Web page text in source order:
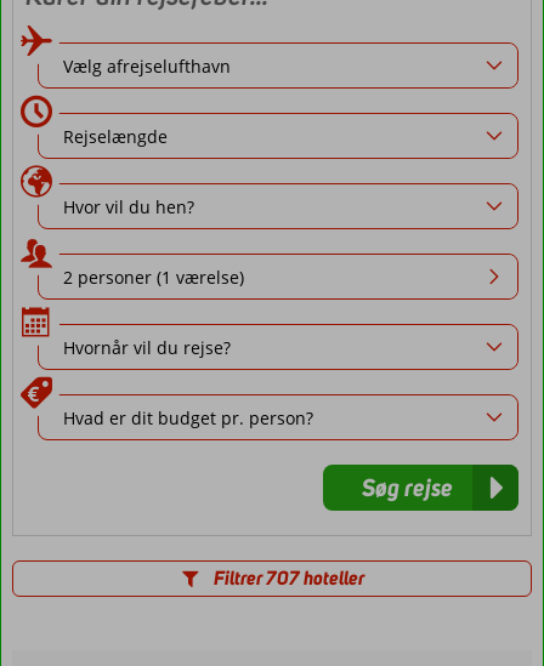
Vælg afrejselufthavn
Rejselængde
Søg rejse
Filtrer 707 hoteller